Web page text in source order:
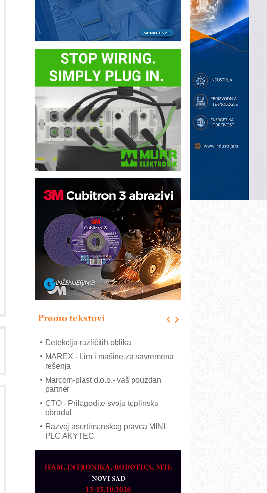
Promo tekstovi
IB BLUMENAUER - više od 40 godina
poverenja u industriji
COMBYPACK
RMQ-TITAN ADVANCED INDICATOR
– Pametna signalizacija za efikasnije
upravljanje mašinama
Sigurnije ispitivanje transformatora u
solarnim elektranama i vetroparkovima
Pranje točkova na gradilištu- standard
ROSA i SCHUNK podižu proizvodnju
Detekcija različitih oblika
MAREX - Lim i mašine za savremena
rešenja
Marcom-plast d.o.o.- vaš pouzdan
partner
CTO - Prilagodite svoju toplinsku
obradu!
Razvoj asortimanskog pravca MINI-
PLC AKYTEC
AUKOM: Svetski standard metrologije
MOTOMAN – NEXT-Robotika vođena
veštačkom inteligencijom